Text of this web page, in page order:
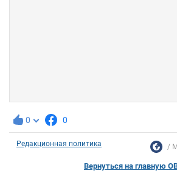
0 0
Редакционная политика
Вернуться на главную